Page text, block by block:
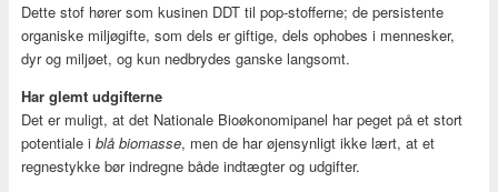
Dette stof hører som kusinen DDT til pop-stofferne; de persistente
organiske miljøgifte, som dels er giftige, dels ophobes i mennesker,
dyr og miljøet, og kun nedbrydes ganske langsomt.
Har glemt udgifterne
Det er muligt, at det Nationale Bioøkonomipanel har peget på et stort
potentiale i blå biomasse, men de har øjensynligt ikke lært, at et
regnestykke bør indregne både indtægter og udgifter.